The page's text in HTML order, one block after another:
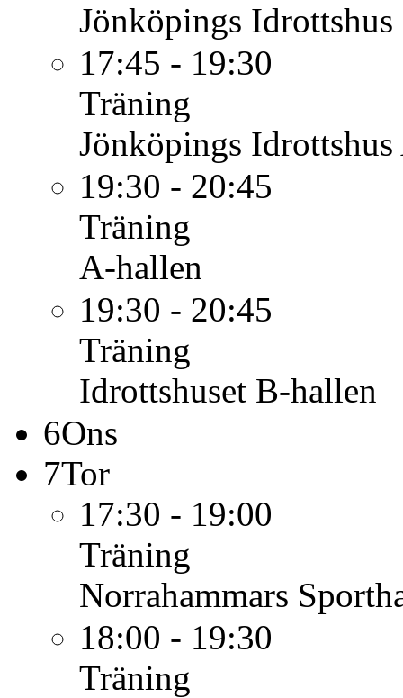
Jönköpings Idrottshus
17:45 - 19:30
Träning
Jönköpings Idrottshus
19:30 - 20:45
Träning
A-hallen
19:30 - 20:45
Träning
Idrottshuset B-hallen
6Ons
7Tor
17:30 - 19:00
Träning
Norrahammars
18:00 - 19:30
Träning